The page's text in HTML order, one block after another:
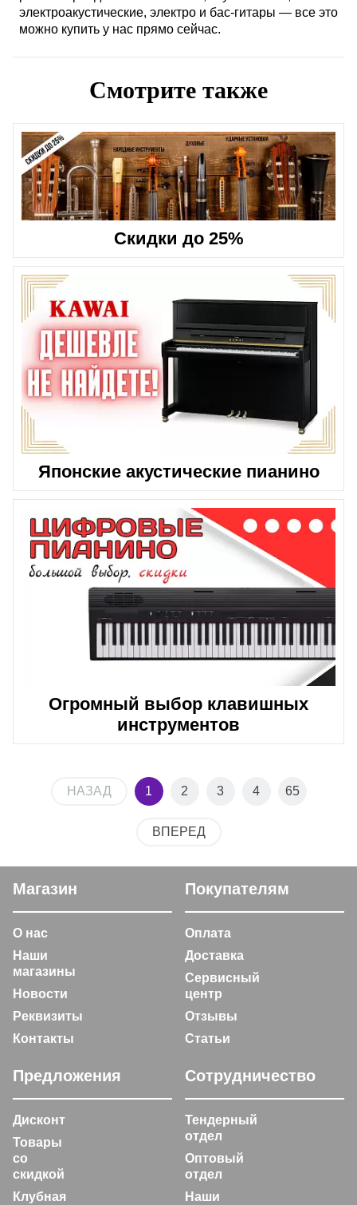
электроакустические, электро и бас-гитары — все это
можно купить у нас прямо сейчас.
Смотрите также
Скидки до 25%
Японские акустические пианино
Огромный выбор клавишных
инструментов
НАЗАД 1 2 3 4 65
ВПЕРЕД
Магазин
О нас
Наши
магазины
Новости
Реквизиты
Контакты
Покупателям
Оплата
Доставка
Сервисный
центр
Отзывы
Статьи
Предложения
Дисконт
Товары
со
скидкой
Клубная
Сотрудничество
Тендерный
отдел
Оптовый
отдел
Наши